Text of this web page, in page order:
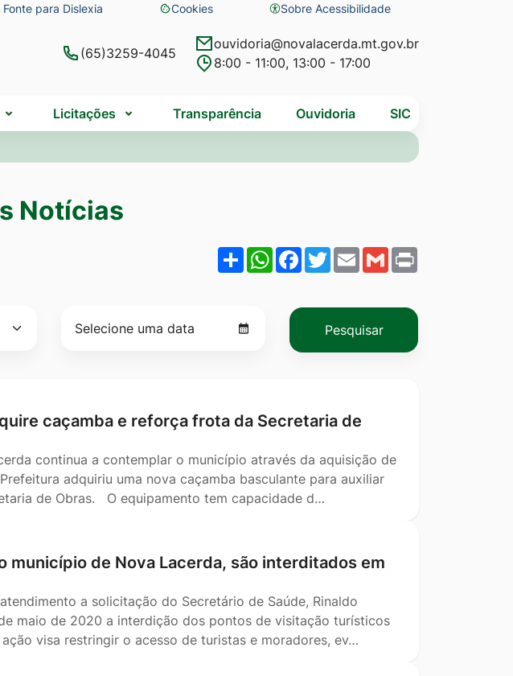
Fonte para Dislexia Cookies
Abrir
preferências
de
Sobre Acessibilidade
(65)3259-4045
ouvidoria@novalacerda.mt.gov.br
8:00 - 11:00, 13:00 - 17:00
Licitações Transparência Ouvidoria SIC
Notícias
ShareWhatsApp
Facebook
Twitter
EmailGmail
Pesquisar
caçamba e reforça frota da Secretaria de
continua a contemplar o município através da aquisição de
adquiriu uma nova caçamba basculante para auxiliar
de Obras. O equipamento tem capacidade d…
município de Nova Lacerda, são interditados em
a solicitação do Secretário de Saúde, Rinaldo
maio de 2020 a interdição dos pontos de visitação turísticos
visa restringir o acesso de turistas e moradores, ev…